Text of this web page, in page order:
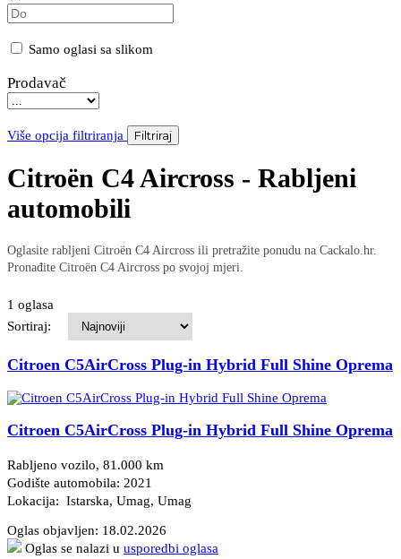
Samo oglasi sa slikom
Prodavač
Više opcija filtriranja Filtriraj
Citroën C4 Aircross - Rabljeni
automobili
Oglasite rabljeni Citroën C4 Aircross ili pretražite ponudu na Cackalo.hr.
Pronađite Citroën C4 Aircross po svojoj mjeri.
1 oglasa
Sortiraj:
Citroen C5AirCross Plug-in Hybrid Full Shine Oprema
Citroen C5AirCross Plug-in Hybrid Full Shine Oprema
Rabljeno vozilo, 81.000 km
Godište automobila: 2021
Lokacija: Istarska, Umag, Umag
Oglas objavljen: 18.02.2026
Oglas se nalazi u usporedbi oglasa